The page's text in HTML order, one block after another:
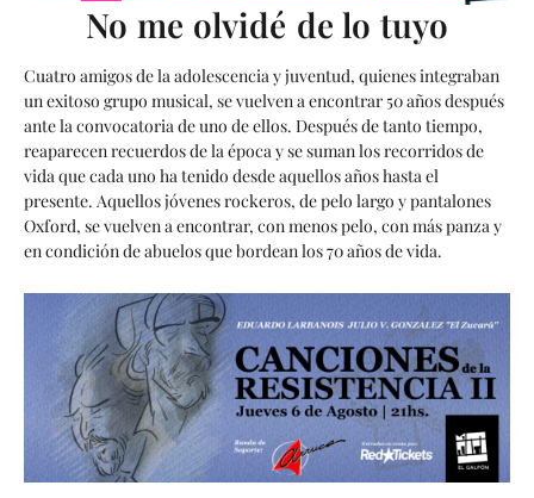
No me olvidé de lo tuyo
Cuatro amigos de la adolescencia y juventud, quienes integraban
un exitoso grupo musical, se vuelven a encontrar 50 años después
ante la convocatoria de uno de ellos. Después de tanto tiempo,
reaparecen recuerdos de la época y se suman los recorridos de
vida que cada uno ha tenido desde aquellos años hasta el
presente. Aquellos jóvenes rockeros, de pelo largo y pantalones
Oxford, se vuelven a encontrar, con menos pelo, con más panza y
en condición de abuelos que bordean los 70 años de vida.